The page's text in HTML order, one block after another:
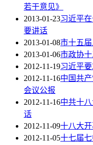
若干意见》
2013-01-23习近平
要讲话
2013-01-08市十五
2013-01-06市政协
2012-11-19习近平
2012-11-16中国共
会议公报
2012-11-16中共十
话
2012-11-09十八大
2012-11-05十七届